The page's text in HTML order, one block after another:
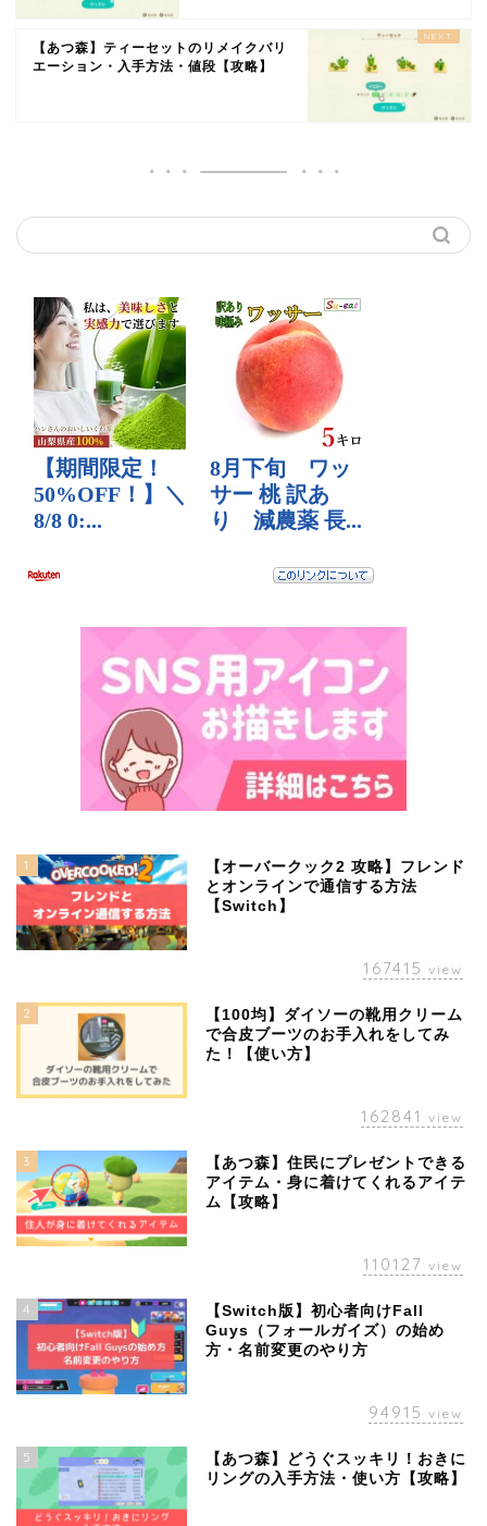
【あつ森】ティーセットのリメイクバリ
エーション・入手方法・値段【攻略】
1
【オーバークック2 攻略】フレンド
とオンラインで通信する方法
【Switch】
167415 view
2
【100均】ダイソーの靴用クリーム
で合皮ブーツのお手入れをしてみ
た！【使い方】
162841 view
3
【あつ森】住民にプレゼントできる
アイテム・身に着けてくれるアイテ
ム【攻略】
110127 view
4
【Switch版】初心者向けFall
Guys（フォールガイズ）の始め
方・名前変更のやり方
94915 view
5
【あつ森】どうぐスッキリ！おきに
リングの入手方法・使い方【攻略】